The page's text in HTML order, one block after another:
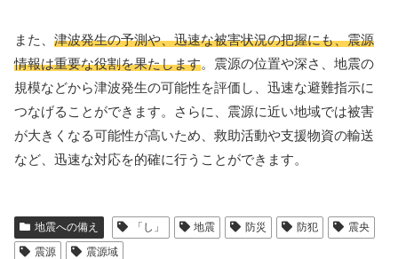
また、 津波発生の予測や、迅速な被害状況の把握にも、震源
情報は重要な役割を果たします。震源の位置や深さ、地震の
規模などから津波発生の可能性を評価し、迅速な避難指示に
つなげることができます。さらに、震源に近い地域では被害
が大きくなる可能性が高いため、救助活動や支援物資の輸送
など、迅速な対応を的確に行うことができます。
地震への備え 「し」 地震 防災 防犯
震央
震源
震源域